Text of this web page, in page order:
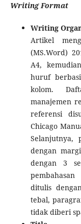
Writing Format
Writing
Artikel
(MS.Word)
A4,
huruf
kolom.
manajemen
referensi
Chicago
Selanjutnya,
dengan
dengan 3
ditulis
tebal,
tidak diberi